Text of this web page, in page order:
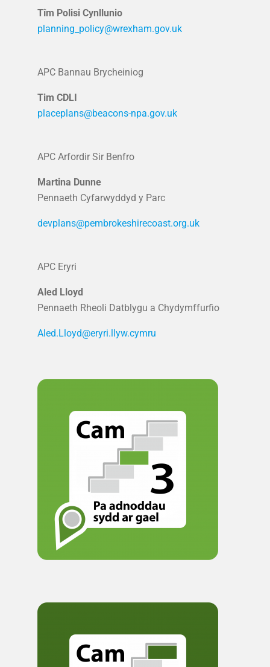
Tîm Polisi Cynllunio
planning_policy@wrexham.gov.uk
APC Bannau Brycheiniog
Tim CDLI
placeplans@beacons-npa.gov.uk
APC Arfordir Sir Benfro
Martina Dunne
Pennaeth Cyfarwyddyd y Parc
devplans@pembrokeshirecoast.org.uk
APC Eryri
Aled Lloyd
Pennaeth Rheoli Datblygu a Chydymffurfio
Aled.Lloyd@eryri.llyw.cymru